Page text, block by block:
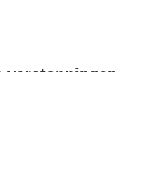
verstoppingen